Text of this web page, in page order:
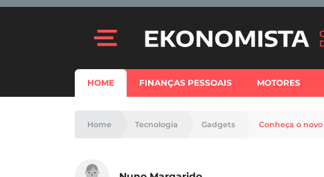
HOME FINANÇAS PESSOAIS MOTORES
Home Tecnologia Gadgets Conheça o